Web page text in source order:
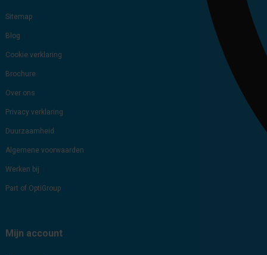
Sitemap
Blog
Cookie verklaring
Brochure
Over ons
Privacy verklaring
Duurzaamheid
Algemene voorwaarden
Werken bij
Part of OptiGroup
Mijn account